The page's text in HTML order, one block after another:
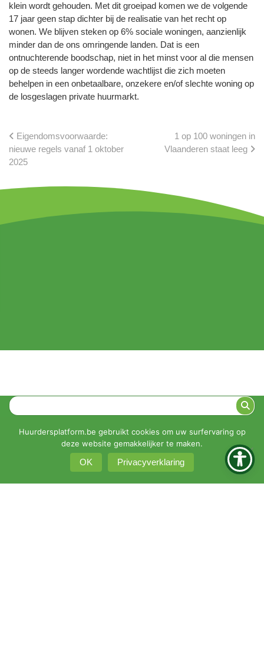
klein wordt gehouden. Met dit groeipad komen we de volgende
17 jaar geen stap dichter bij de realisatie van het recht op
wonen. We blijven steken op 6% sociale woningen, aanzienlijk
minder dan de ons omringende landen. Dat is een
ontnuchterende boodschap, niet in het minst voor al die mensen
op de steeds langer wordende wachtlijst die zich moeten
behelpen in een onbetaalbare, onzekere en/of slechte woning op
de losgeslagen private huurmarkt.
Eigendomsvoorwaarde:
nieuwe regels vanaf 1 oktober
2025
1 op 100 woningen in
Vlaanderen staat leeg
KBO 0451-161-351
Huurdersplatform.be gebruikt cookies om uw surfervaring op
deze website gemakkelijker te maken.
OK Privacyverklaring